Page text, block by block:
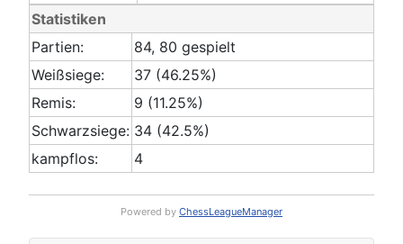
Statistiken
Partien:
84, 80 gespielt
Weißsiege:
37 (46.25%)
Remis:
9 (11.25%)
Schwarzsiege: 34 (42.5%)
kampflos:
4
Powered by ChessLeagueManager